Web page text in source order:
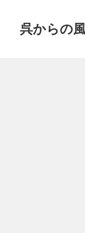
呉からの